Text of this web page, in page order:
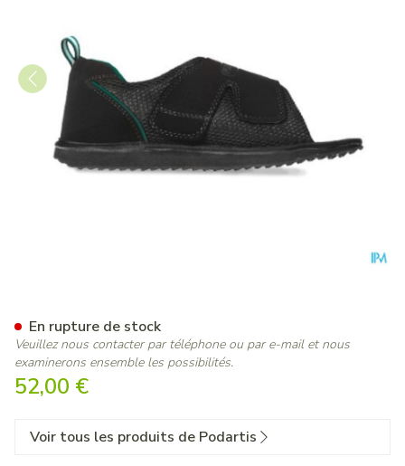
52,00 €
En rupture de stock
Veuillez nous contacter par téléphone ou par e-mail et nous
examinerons ensemble les possibilités.
Voir tous les produits de Podartis